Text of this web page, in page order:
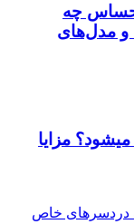
حساس چه
و مدل‌های
مزایا